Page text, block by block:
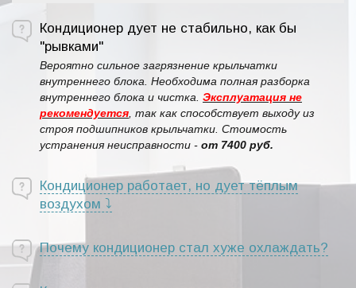
Кондиционер дует не стабильно, как бы
"рывками"
Вероятно сильное загрязнение крыльчатки
внутреннего блока. Необходима полная разборка
внутреннего блока и чистка. Эксплуатация не
рекомендуется , так как способствует выходу из
строя подшипников крыльчатки. Стоимость
устранения неисправности - от 7400 руб.
Кондиционер работает, но дует тёплым
воздухом ⤵
Почему кондиционер стал хуже охлаждать?